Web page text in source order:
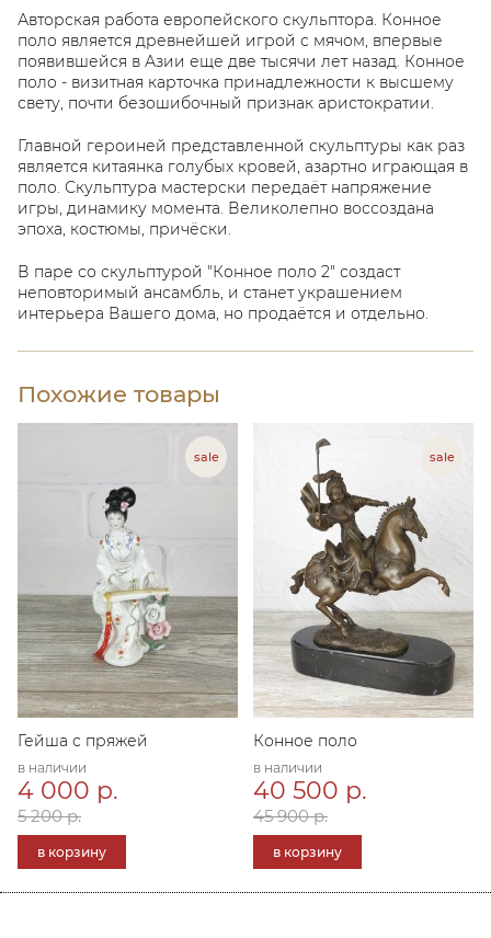
Авторская работа европейского скульптора. Конное
поло является древнейшей игрой с мячом, впервые
появившейся в Азии еще две тысячи лет назад. Конное
поло - визитная карточка принадлежности к высшему
свету, почти безошибочный признак аристократии.
Главной героиней представленной скульптуры как раз
является китаянка голубых кровей, азартно играющая в
поло. Скульптура мастерски передаёт напряжение
игры, динамику момента. Великолепно воссоздана
эпоха, костюмы, причёски.
В паре со скульптурой "Конное поло 2" создаст
неповторимый ансамбль, и станет украшением
интерьера Вашего дома, но продаётся и отдельно.
Похожие товары
Гейша с пряжей
в наличии
4 000 р.
5 200 р.
в корзину
Конное поло
в наличии
40 500 р.
45 900 р.
в корзину